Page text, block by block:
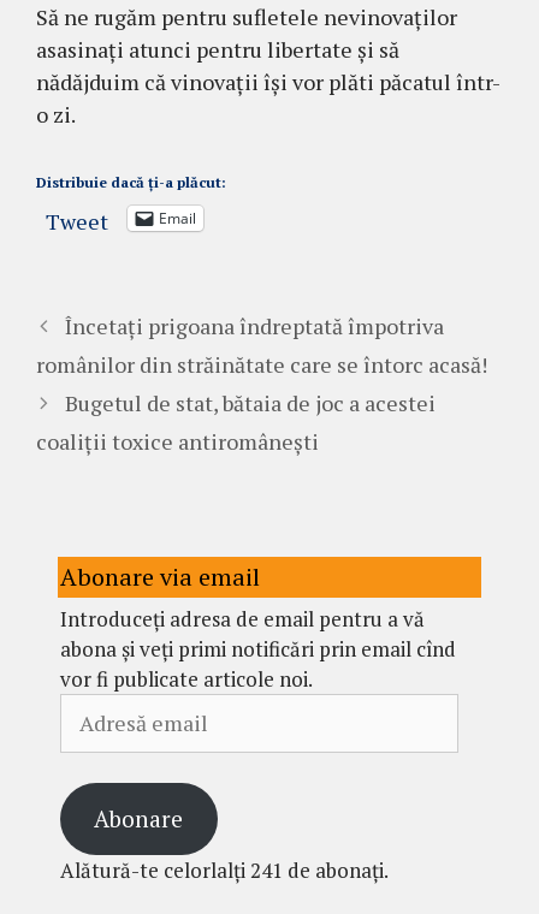
Să ne rugăm pentru sufletele nevinovaților
asasinați atunci pentru libertate și să
nădăjduim că vinovații își vor plăti păcatul într-
o zi.
Distribuie dacă ți-a plăcut:
Tweet Email
Încetați prigoana îndreptată împotriva
românilor din străinătate care se întorc acasă!
Bugetul de stat, bătaia de joc a acestei
coaliții toxice antiromânești
Abonare via email
Introduceți adresa de email pentru a vă
abona și veți primi notificări prin email cînd
vor fi publicate articole noi.
email
Abonare
Alătură-te celorlalți 241 de abonați.